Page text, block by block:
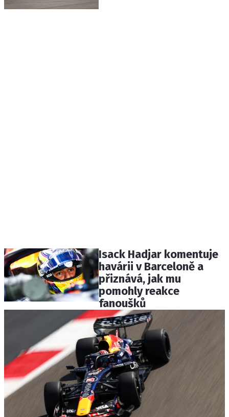
Isack Hadjar komentuje
havárii v Barceloně a
přiznává, jak mu
pomohly reakce
fanoušků